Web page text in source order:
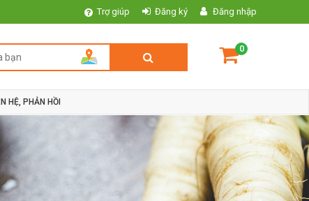
Trợ giúp Đăng ký Đăng nhập
0
HỆ, PHẢN HỒI